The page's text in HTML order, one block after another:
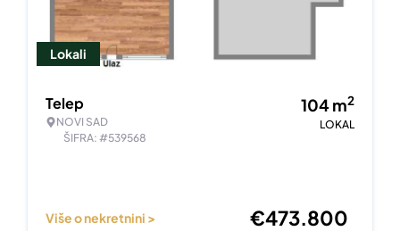
Lokali
Telep
NOVI SAD
ŠIFRA: #539568
104m2
LOKAL
Više o nekretnini > €473.800